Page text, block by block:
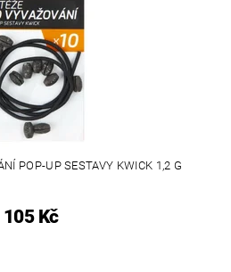
POP-UP SESTAVY KWICK 1,2 G
105 Kč